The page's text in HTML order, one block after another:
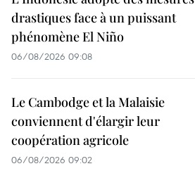
drastiques face à un puissant
phénomène El Niño
06/08/2026 09:08
Le Cambodge et la Malaisie
conviennent d'élargir leur
coopération agricole
06/08/2026 09:02